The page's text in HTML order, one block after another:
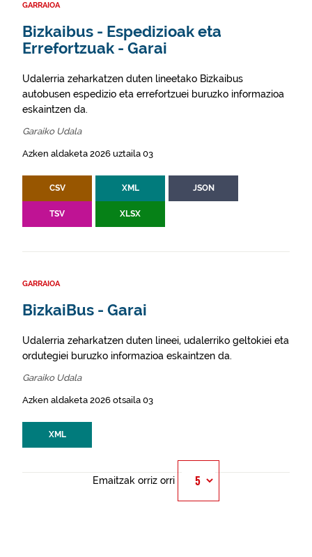
GARRAIOA
Bizkaibus - Espedizioak eta
Errefortzuak - Garai
Udalerria zeharkatzen duten lineetako Bizkaibus
autobusen espedizio eta errefortzuei buruzko informazioa
eskaintzen da.
Garaiko Udala
Azken aldaketa 2026 uztaila 03
CSV XML JSON
TSV XLSX
GARRAIOA
BizkaiBus - Garai
Udalerria zeharkatzen duten lineei, udalerriko geltokiei eta
ordutegiei buruzko informazioa eskaintzen da.
Garaiko Udala
Azken aldaketa 2026 otsaila 03
XML
Emaitzak orriz orri